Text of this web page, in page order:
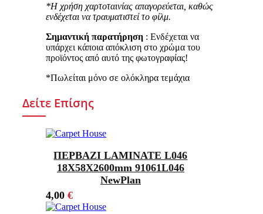
*Η χρήση χαρτοταινίας απαγορεύεται, καθώς
ενδέχεται να τραυματιστεί το φίλμ.
Σημαντική παρατήρηση: Ενδέχεται να
υπάρχει κάποια απόκλιση στο χρώμα του
προϊόντος από αυτό της φωτογραφίας!
*Πωλείται μόνο σε ολόκληρα τεμάχια
Δείτε Επίσης
ΠΕΡΒΑΖΙ LAMINATE L046
18Χ58X2600mm 91061L046
NewPlan
4,00 €